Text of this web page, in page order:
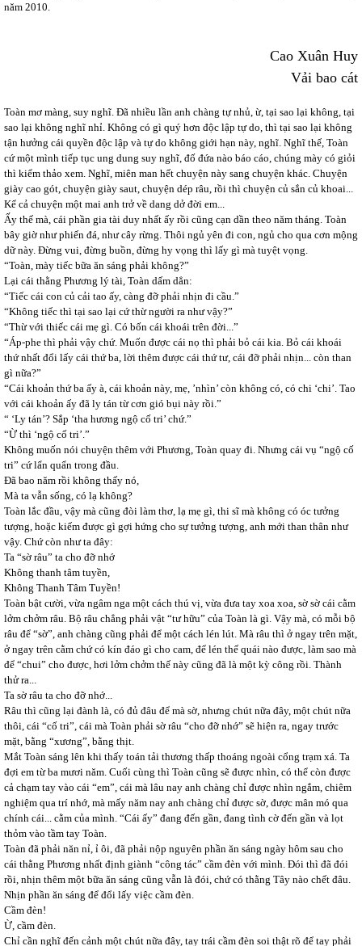
năm 2010.
Cao Xuân Huy
Vải bao cát
Toàn mơ màng, suy nghĩ. Đã nhiều lần anh chàng tự nhủ, ừ, tại sao lại không, tại
sao lại không nghĩ nhỉ. Không có gì quý hơn độc lập tự do, thì tại sao lại không
tận hưởng cái quyền độc lập và tự do không giới hạn này, nghĩ. Nghĩ thế, Toàn
cứ một mình tiếp tục ung dung suy nghĩ, đố đứa nào báo cáo, chúng mày có giỏi
thì kiểm thảo xem. Nghĩ, miên man hết chuyện này sang chuyện khác. Chuyện
giày cao gót, chuyện giày saut, chuyện dép râu, rồi thì chuyện củ sắn củ khoai...
Kể cả chuyện một mai anh trở về dang dở đời em...
Ấy thế mà, cái phần gia tài duy nhất ấy rồi cũng cạn dần theo năm tháng. Toàn
bây giờ như phiến đá, như cây rừng. Thôi ngủ yên đi con, ngủ cho qua cơn mộng
dữ này. Đừng vui, đừng buồn, đừng hy vọng thì lấy gì mà tuyệt vọng.
“Toàn, mày tiếc bữa ăn sáng phải không?”
Lại cái thằng Phương lý tài, Toàn dấm dẳn:
“Tiếc cái con củ cải tao ấy, càng đỡ phải nhịn đi cầu.”
“Không tiếc thì tại sao lại cứ thừ người ra như vậy?”
“Thừ với thiếc cái mẹ gì. Có bốn cái khoái trên đời...”
“Áp-phe thì phải vậy chứ. Muốn được cái nọ thì phải bỏ cái kia. Bỏ cái khoái
thứ nhất đổi lấy cái thứ ba, lời thêm được cái thứ tư, cái đỡ phải nhịn... còn than
gì nữa?”
“Cái khoản thứ ba ấy à, cái khoản này, mẹ, ’nhìn’ còn không có, có chi ‘chi’. Tao
với cái khoản ấy đã ly tán từ cơn gió bụi này rồi.”
“ ‘Ly tán’? Sắp ‘tha hương ngộ cố tri’ chứ.”
“Ừ thì ‘ngộ cố tri’.”
Không muốn nói chuyện thêm với Phương, Toàn quay đi. Nhưng cái vụ “ngộ cố
tri” cứ lẩn quẩn trong đầu.
Đã bao năm rồi không thấy nó,
Mà ta vẫn sống, có lạ không?
Toàn lắc đầu, vậy mà cũng đòi làm thơ, lạ mẹ gì, thi sĩ mà không có óc tưởng
tượng, hoặc kiếm được gì gợi hứng cho sự tưởng tượng, anh mới than thân như
vậy. Chứ còn như ta đây:
Ta “sờ râu” ta cho đỡ nhớ
Không thanh tâm tuyền,
Không Thanh Tâm Tuyền!
Toàn bật cười, vừa ngâm nga một cách thú vị, vừa đưa tay xoa xoa, sờ sờ cái cằm
lởm chởm râu. Bộ râu chẳng phải vật “tư hữu” của Toàn là gì. Vậy mà, có mỗi bộ
râu để “sờ”, anh chàng cũng phải để một cách lén lút. Mà râu thì ở ngay trên mặt,
ở ngay trên cằm chứ có kín đáo gì cho cam, để lén thế quái nào được, làm sao mà
để “chui” cho được, hơi lởm chởm thế này cũng đã là một kỳ công rồi. Thành
thử ra...
Ta sờ râu ta cho đỡ nhớ...
Râu thì cũng lại đành là, có đủ đâu để mà sờ, nhưng chút nữa đây, một chút nữa
thôi, cái “cố tri”, cái mà Toàn phải sờ râu “cho đỡ nhớ” sẽ hiện ra, ngay trước
mặt, bằng “xương”, bằng thịt.
Mắt Toàn sáng lên khi thấy toán tải thương thấp thoáng ngoài cổng trạm xá. Ta
đợi em từ ba mươi năm. Cuối cùng thì Toàn cũng sẽ được nhìn, có thể còn được
cả chạm tay vào cái “em”, cái mà lâu nay anh chàng chỉ được nhìn ngắm, chiêm
nghiệm qua trí nhớ, mà mấy năm nay anh chàng chỉ được sờ, được mân mó qua
chính cái... cằm của mình. “Cái ấy” đang đến gần, đang tình cờ đến gần và lọt
thỏm vào tầm tay Toàn.
Toàn đã phải năn nỉ, ỉ ôi, đã phải nộp nguyên phần ăn sáng ngày hôm sau cho
cái thằng Phương nhất định giành “công tác” cầm đèn với mình. Đói thì đã đói
rồi, nhịn thêm một bữa ăn sáng cũng vẫn là đói, chứ có thằng Tây nào chết đâu.
Nhịn phần ăn sáng để đổi lấy việc cầm đèn.
Cầm đèn!
Ừ, cầm đèn.
Chỉ cần nghĩ đến cảnh một chút nữa đây, tay trái cầm đèn soi thật rõ để tay phải